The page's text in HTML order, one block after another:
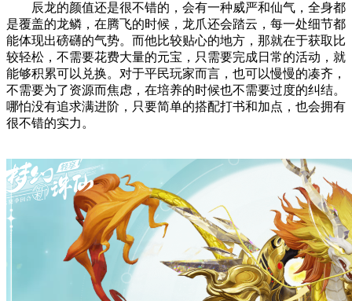
辰龙的颜值还是很不错的，会有一种威严和仙气，全身都
是覆盖的龙鳞，在腾飞的时候，龙爪还会踏云，每一处细节都
能体现出磅礴的气势。而他比较贴心的地方，那就在于获取比
较轻松，不需要花费大量的元宝，只需要完成日常的活动，就
能够积累可以兑换。对于平民玩家而言，也可以慢慢的凑齐，
不需要为了资源而焦虑，在培养的时候也不需要过度的纠结。
哪怕没有追求满进阶，只要简单的搭配打书和加点，也会拥有
很不错的实力。